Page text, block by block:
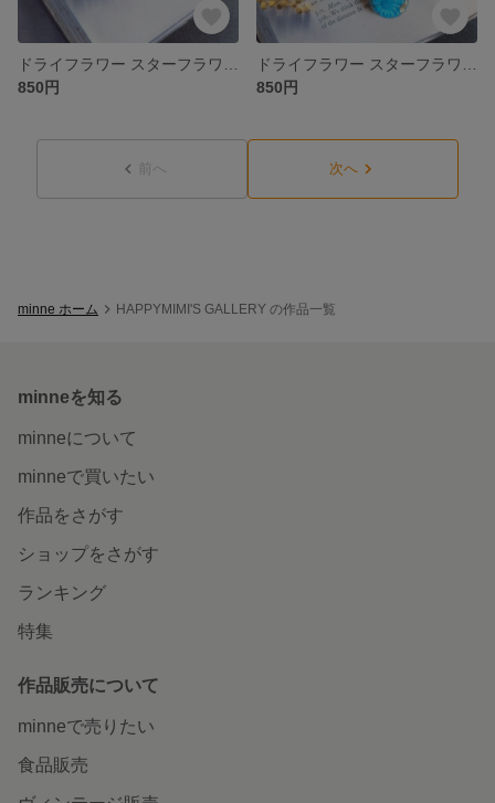
850円
850円
前へ 次へ
minne ホーム HAPPYMIMI'S GALLERY の作品一覧
minneを知る
minneについて
minneで買いたい
作品をさがす
ショップをさがす
ランキング
特集
作品販売について
minneで売りたい
食品販売